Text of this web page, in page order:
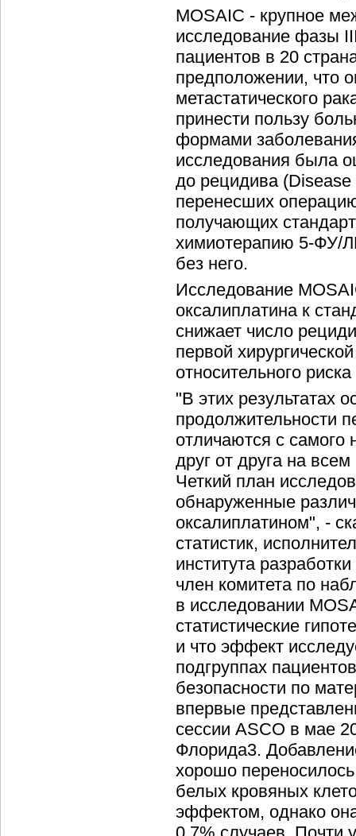
MOSAIC - крупное
исследование фазы
пациентов в 20
предположении, что
метастатического
принести пользу
формами
исследования была
до рецидива
перенесших
получающих
химиотерапию 5-ФУ/
без него.
Исследование
оксалиплатина к
снижает число
первой
относительного
"В этих результатах
продолжительности
отличаются с
друг от друга на
Четкий план
обнаруженные
оксалиплатином", -
статистик,
института
член комитета по
в исследовании
статистические
и что эффект
подгруппах
безопасности по
впервые
сессии ASCO в мае
Флорида3.
хорошо
белых кровяных
эффектом, однако
0,7% случаев. Почти